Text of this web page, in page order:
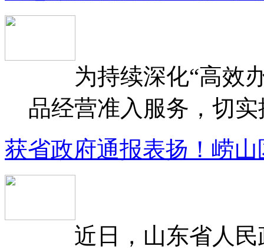
为持续深化“高效办
品经营准入服务，切
获省政府通报表扬！崂
近日，山东省人民